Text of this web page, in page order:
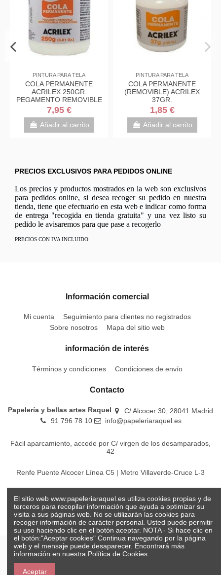
PINTURA PARA TELA
COLA PERMANENTE
ACRILEX 250GR.
PEGAMENTO REMOVIBLE
7,95 €
Añadir al carrito
PINTURA PARA TELA
COLA PERMANENTE
(REMOVIBLE) ACRILEX
37GR.
1,85 €
Añadir al carrito
PRECIOS EXCLUSIVOS PARA PEDIDOS ONLINE
Los precios y productos mostrados en la web son exclusivos
para pedidos online, si desea recoger su pedido en nuestra
tienda, tiene que efectuarlo en esta web e indicar como forma
de entrega "recogida en tienda gratuita" y una vez listo su
pedido le avisaremos para que pase a recogerlo
PRECIOS CON IVA INCLUIDO
Información comercial
Mi cuenta
Seguimiento para clientes no registrados
Sobre nosotros
Mapa del sitio web
información de interés
Términos y condiciones Condiciones de envío
Contacto
Papelería y bellas artes Raquel
C/ Alcocer 30, 28041 Madrid
91 796 78 10
info@papeleriaraquel.es
Fácil aparcamiento, accede por C/ virgen de los desamparados,
42
Renfe Puente Alcocer Línea C5 | Metro Villaverde-Cruce L-3
El sitio web www.papeleriaraquel.es utiliza cookies propias y de
terceros para recopilar información que ayuda a optimizar su
visita a sus páginas web. No se utilizarán las cookies para
recoger información de carácter personal. Usted puede permitir
su uso haciendo clic en el botón aceptar. NOTA - Si hace clic en
el botón:"Aceptar cookies" Continua navegando por la página
web y el mensaje puede desaparecer. Encontrará más
información en nuestra Política de Cookies.
Aceptar